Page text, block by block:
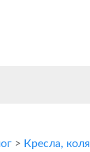
> Кресла,